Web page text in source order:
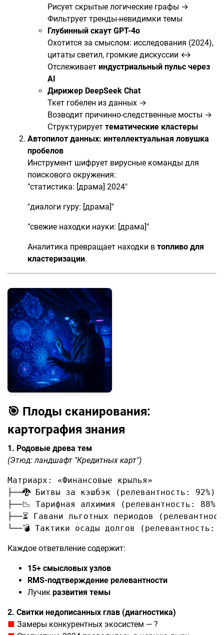
Рисует скрытые логические графы →
Фильтрует тренды-невидимки темы
Глубинный скаут GPT-4o
Охотится за смыслом: исследования (2024),
цитаты светил, громкие дискуссии ↔
Отслеживает индустриальный пульс через
AI
Дирижер DeepSeek Chat
Ткет гобелен из данных →
Возводит причинно-следственные мосты →
Структурирует тематические кластеры
Автопилот данных: интеллектуальная ловушка
пробелов
Инструмент шифрует вирусные команды для
поискового окружения:
"статистика: [драма] 2024"
"диалоги гуру: [драма]"
"свежие находки науки: [драма]"
Аналитика превращает находки в топливо для
кластеризации.
🎯 Плоды сканирования:
картография знания
1. Родовые древа тем
(Этюд: ландшафт "Кредитных карт")
Матриарх: «Финансовые крылья»
├──🐉 Битвы за кэшбэк (релевантность: 92%)
├──📉 Тарифная алхимия (релевантность: 88%)
├──⏳ Гавани льготных периодов
Каждое ответвление содержит:
15+ смысловых узлов
RMS-подтверждение релевантности
Лучик развития темы
2. Свитки недописанных глав (диагностика)
■ Замеры конкурентных экосистем — ?